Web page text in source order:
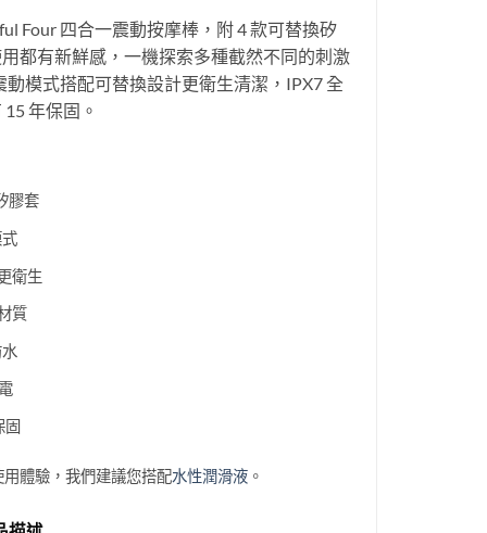
Four 四合一震動按摩棒，附 4 款可替換矽
都有新鮮感，一機探索多種截然不同的刺激
動模式搭配可替換設計更衛生清潔，IPX7 全
年保固。
膠套
衛生
質
固
體驗，我們建議您搭配水性潤滑液。